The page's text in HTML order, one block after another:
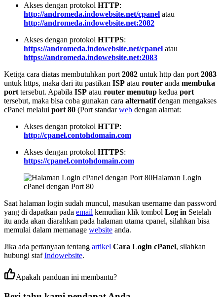
Akses dengan protokol HTTP:
http://andromeda.indowebsite.net/cpanel atau
http://andromeda.indowebsite.net:2082
Akses dengan protokol HTTPS:
https://andromeda.indowebsite.net/cpanel atau
https://andromeda.indowebsite.net:2083
Ketiga cara diatas membutuhkan port 2082 untuk http dan port 2083
untuk https, maka dari itu pastikan ISP atau router anda membuka
port tersebut. Apabila ISP atau router menutup kedua port
tersebut, maka bisa coba gunakan cara alternatifdengan mengakses
cPanel melalui port 80 (Port standarweb dengan alamat:
Akses dengan protokol HTTP:
http://cpanel.contohdomain.com
Akses dengan protokol HTTPS:
https://cpanel.contohdomain.com
Halaman Login
cPanel dengan Port 80
Saat halaman login sudah muncul, masukan username dan password
yang di dapatkan pada email kemudian klik tombol Log in Setelah
itu anda akan diarahkan pada halaman utama cpanel, silahkan bisa
memulai dalam memanage website anda.
Jika ada pertanyaan tentang artikel Cara Login cPanel, silahkan
hubungi stafIndowebsite.
Apakah panduan ini membantu?